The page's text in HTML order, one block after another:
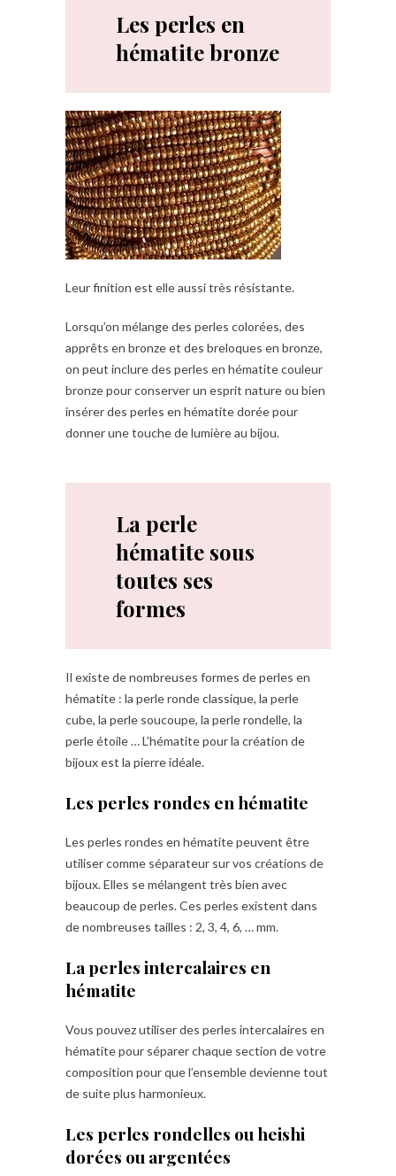
Les perles en
hématite bronze
Leur finition est elle aussi très résistante.
Lorsqu’on mélange des perles colorées, des
apprêts en bronze et des breloques en bronze,
on peut inclure des perles en hématite couleur
bronze pour conserver un esprit nature ou bien
insérer des perles en hématite dorée pour
donner une touche de lumière au bijou.
La perle
hématite sous
toutes ses
formes
Il existe de nombreuses formes de perles en
hématite : la perle ronde classique, la perle
cube, la perle soucoupe, la perle rondelle, la
perle étoile … L’hématite pour la création de
bijoux est la pierre idéale.
Les perles rondes en hématite
Les perles rondes en hématite peuvent être
utiliser comme séparateur sur vos créations de
bijoux. Elles se mélangent très bien avec
beaucoup de perles. Ces perles existent dans
de nombreuses tailles : 2, 3, 4, 6, … mm.
La perles intercalaires en
hématite
Vous pouvez utiliser des perles intercalaires en
hématite pour séparer chaque section de votre
composition pour que l’ensemble devienne tout
de suite plus harmonieux.
Les perles rondelles ou heishi
dorées ou argentées